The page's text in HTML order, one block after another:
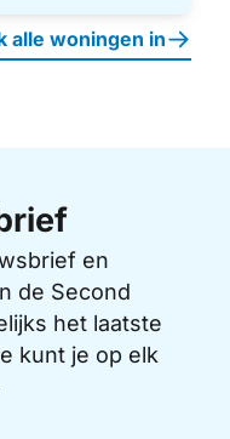
alle woningen in
en
de Second
het laatste
kunt je op elk